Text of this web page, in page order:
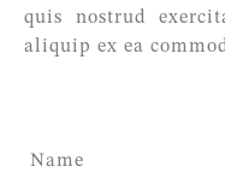
quis nostrud
aliquip ex ea
Name